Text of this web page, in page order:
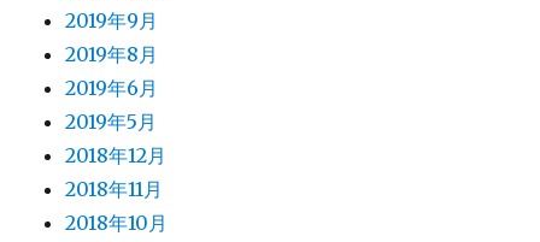
2019年9月
2019年8月
2019年6月
2019年5月
2018年12月
2018年11月
2018年10月